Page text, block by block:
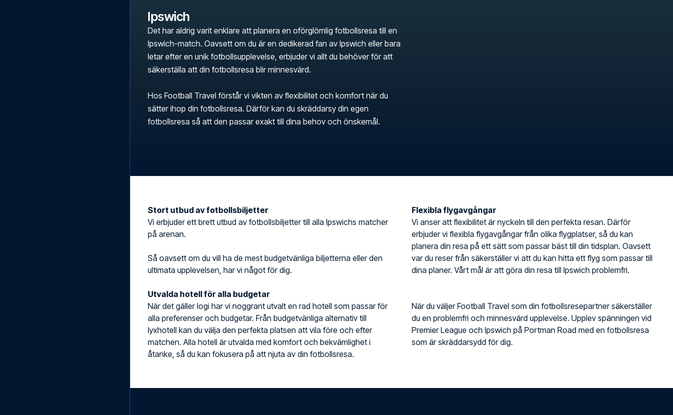
Ipswich
Det har aldrig varit enklare att planera en oförglömlig fotbollsresa till en
Ipswich-match. Oavsett om du är en dedikerad fan av Ipswich eller bara
letar efter en unik fotbollsupplevelse, erbjuder vi allt du behöver för att
säkerställa att din fotbollsresa blir minnesvärd.
Hos Football Travel förstår vi vikten av flexibilitet och komfort när du
sätter ihop din fotbollsresa. Därför kan du skräddarsy din egen
fotbollsresa så att den passar exakt till dina behov och önskemål.
Stort utbud av fotbollsbiljetter
Vi erbjuder ett brett utbud av fotbollsbiljetter till alla Ipswichs matcher
på arenan.
Så oavsett om du vill ha de mest budgetvänliga biljetterna eller den
ultimata upplevelsen, har vi något för dig.
Utvalda hotell för alla budgetar
När det gäller logi har vi noggrant utvalt en rad hotell som passar för
alla preferenser och budgetar. Från budgetvänliga alternativ till
lyxhotell kan du välja den perfekta platsen att vila före och efter
matchen. Alla hotell är utvalda med komfort och bekvämlighet i
åtanke, så du kan fokusera på att njuta av din fotbollsresa.
Flexibla flygavgångar
Vi anser att flexibilitet är nyckeln till den perfekta resan. Därför
erbjuder vi flexibla flygavgångar från olika flygplatser, så du kan
planera din resa på ett sätt som passar bäst till din tidsplan. Oavsett
var du reser från säkerställer vi att du kan hitta ett flyg som passar till
dina planer. Vårt mål är att göra din resa till Ipswich problemfri.
När du väljer Football Travel som din fotbollsresepartner säkerställer
du en problemfri och minnesvärd upplevelse. Upplev spänningen vid
Premier League och Ipswich på Portman Road med en fotbollsresa
som är skräddarsydd för dig.